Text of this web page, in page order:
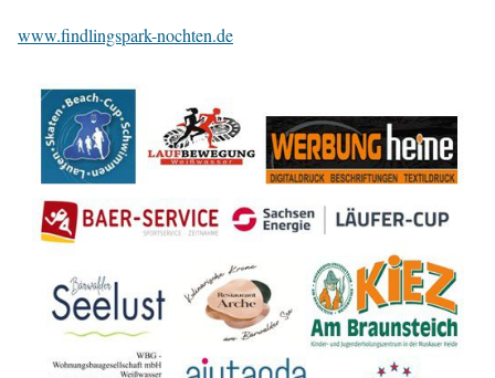
www.findlingspark-nochten.de